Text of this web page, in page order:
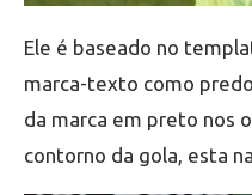
Ele é baseado no
marca-texto como
da marca em preto nos
contorno da gola, esta